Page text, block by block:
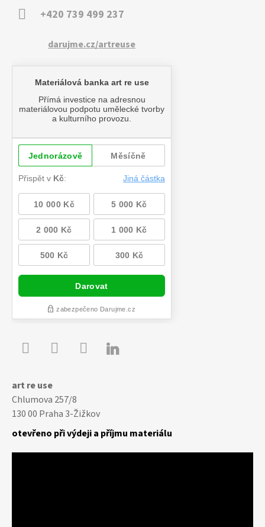
+420 739 499 237
darujme.cz/artreuse

art re use
Chlumova 257/8
130 00 Praha 3-Žižkov
otevřeno při výdeji a příjmu materiálu